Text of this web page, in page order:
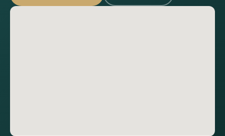
ดอกไม้หน้างานศพ
ดอกไม้พวงหรีด
กไม้หน้าเมรุ
อกไม้งานแต่ง
พวงหรีดพัดลม ส่งด่วน
แพ็คเกจจัดงานศพ